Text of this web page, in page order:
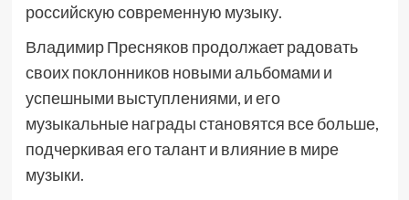
российскую современную музыку.
Владимир Пресняков продолжает радовать
своих поклонников новыми альбомами и
успешными выступлениями, и его
музыкальные награды становятся все больше,
подчеркивая его талант и влияние в мире
музыки.